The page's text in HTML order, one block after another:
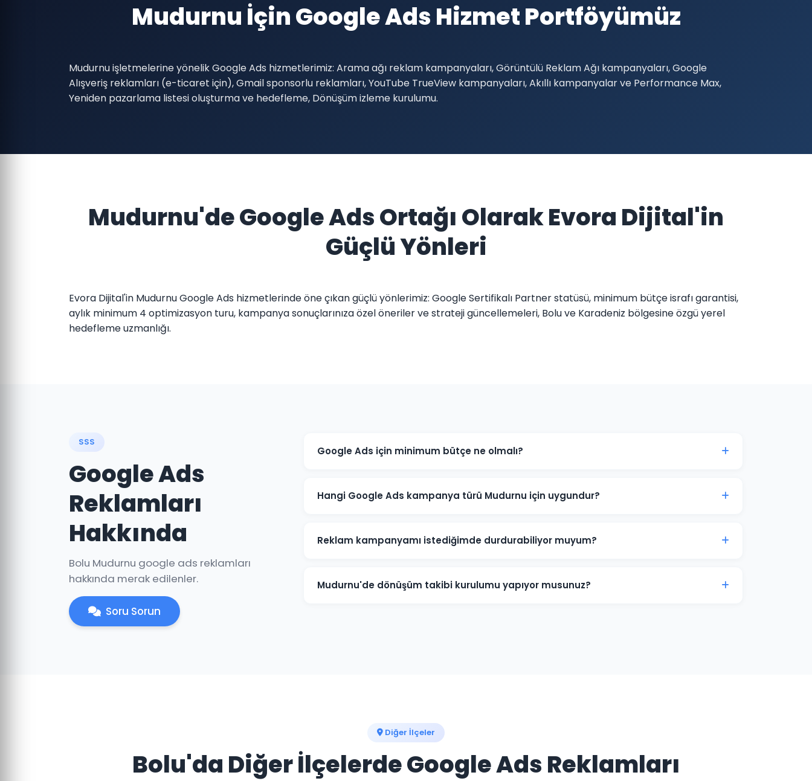
Mudurnu İçin Google Ads Hizmet Portföyümüz
Mudurnu işletmelerine yönelik Google Ads hizmetlerimiz: Arama ağı reklam kampanyaları, Görüntülü Reklam Ağı kampanyaları, Google
Alışveriş reklamları (e-ticaret için), Gmail sponsorlu reklamları, YouTube TrueView kampanyaları, Akıllı kampanyalar ve Performance Max,
Yeniden pazarlama listesi oluşturma ve hedefleme, Dönüşüm izleme kurulumu.
Mudurnu'de Google Ads Ortağı Olarak Evora Dijital'in
Güçlü Yönleri
Evora Dijital'in Mudurnu Google Ads hizmetlerinde öne çıkan güçlü yönlerimiz: Google Sertifikalı Partner statüsü, minimum bütçe israfı garantisi,
aylık minimum 4 optimizasyon turu, kampanya sonuçlarınıza özel öneriler ve strateji güncellemeleri, Bolu ve Karadeniz bölgesine özgü yerel
hedefleme uzmanlığı.
SSS
Google Ads
Reklamları
Hakkında
Bolu Mudurnu google ads reklamları
hakkında merak edilenler.
Soru Sorun
Google Ads için minimum bütçe ne olmalı?
ve rekabete göre bu rakam değişebilir. Ücretsiz bütçe analizi sunuyoruz.
Hangi Google Ads kampanya türü Mudurnu için uygundur?
Kampanyalar, e-ticaret için Alışveriş Kampanyaları, marka bilinirliği için Görüntülü Reklam
Reklam kampanyamı istediğimde durdurabiliyor muyum?
sonlandırabilirsiniz. Kampanya durdurulduğunda reklamlar anında yayından kalkar ve bütçe
Mudurnu'de dönüşüm takibi kurulumu yapıyor musunuz?
Diğer İlçeler
Bolu'da Diğer İlçelerde Google Ads Reklamları